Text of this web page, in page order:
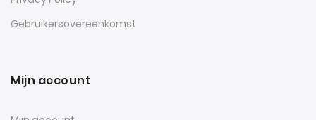
Gebruikersovereenkomst
Mijn account